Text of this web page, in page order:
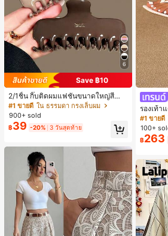
6
Save ฿10
2/1ชิ้น กิ๊บติดผมแฟชั่นขนาดใหญ่สีน้ำ
ตาลชานมสำหรับผู้หญิง เหมาะสำหรับก
ารอาบน้ำ ล้างหน้า และจัดแต่งทรงผม
#1 ขายดี ใน ธรรมดา กรงเล็บผม
900+ sold
฿39 -20% 3 วันสุดท้าย
รองเท้า
สไตล์คล
น ส้นเข็
ตะชายห
ญิง สำห
น์หัวเห
นท์
#1 ขายดี
100+
฿263